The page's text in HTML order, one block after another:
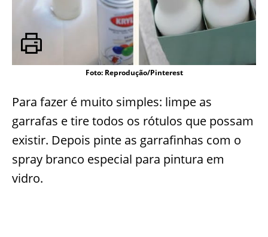
Foto: Reprodução/Pinterest
Para fazer é muito simples: limpe as
garrafas e tire todos os rótulos que possam
existir. Depois pinte as garrafinhas com o
spray branco especial para pintura em
vidro.